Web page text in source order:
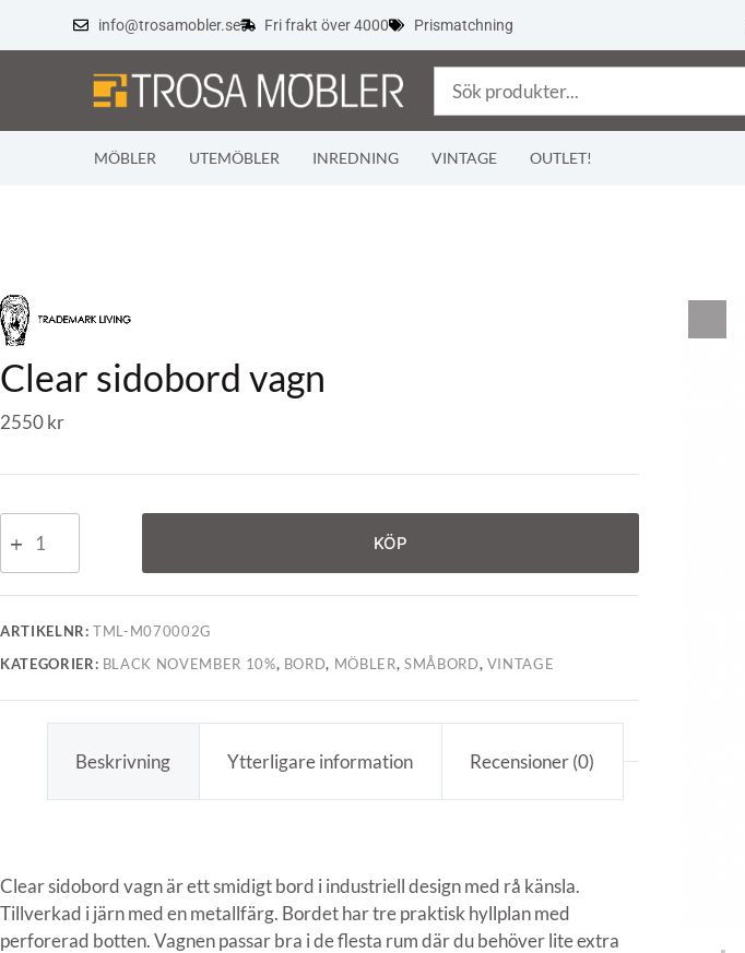
info@trosamobler.se Fri frakt över 4000 Prismatchning
MÖBLER UTEMÖBLER INREDNING VINTAGE OUTLET!
Clear sidobord vagn
2550kr
KÖP
ARTIKELNR:TML-M070002G
KATEGORIER: BLACK NOVEMBER 10%, BORD, MÖBLER, SMÅBORD, VINTAGE
Beskrivning Ytterligare information Recensioner (0)
Clear sidobord vagn är ett smidigt bord i industriell design med rå känsla.
Tillverkad i järn med en metallfärg. Bordet har tre praktisk hyllplan med
perforerad botten. Vagnen passar bra i de flesta rum där du behöver lite extra